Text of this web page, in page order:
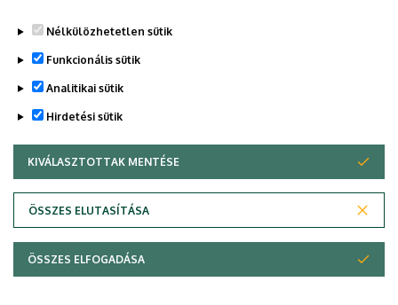
További részletek hamarosan.
Legutóbbi frissítés: 2024. 12. 18. 11:27
Adatvédelem
Copyright © 2026 Unideb
Nélkülözhetetlen sütik
Funkcionális sütik
Analitikai sütik
Hirdetési sütik
KIVÁLASZTOTTAK MENTÉSE
ÖSSZES ELUTASÍTÁSA
WITHDRAW CONSENT
ÖSSZES ELFOGADÁSA